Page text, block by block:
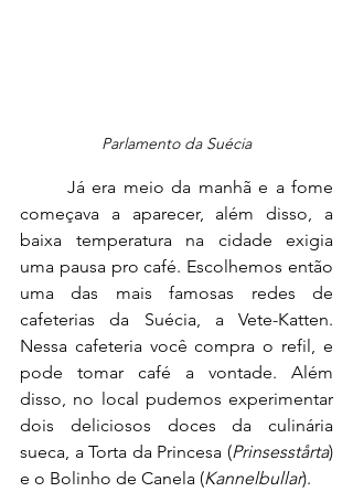
Parlamento da Suécia
começava a aparecer, além disso, a
baixa temperatura na cidade exigia
uma pausa pro café. Escolhemos então
uma das mais famosas redes de
cafeterias da Suécia, a Vete-Katten.
Nessa cafeteria você compra o refil, e
pode tomar café a vontade. Além
disso, no local pudemos experimentar
dois deliciosos doces da culinária
sueca, a Torta da Princesa (Prinsesstårta)
e o Bolinho de Canela (Kannelbullar).